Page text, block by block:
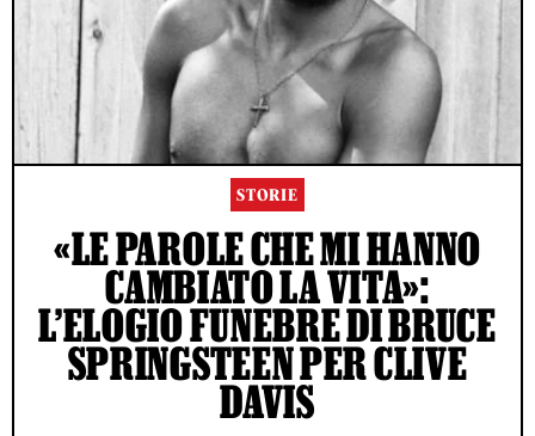
STORIE
«LE PAROLE CHE MI HANNO
CAMBIATO LA VITA»:
L’ELOGIO FUNEBRE DI BRUCE
SPRINGSTEEN PER CLIVE
DAVIS